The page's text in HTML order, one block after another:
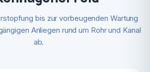
bis zur vorbeugenden Wartung
Anliegen rund um Rohr und Kanal
ab.